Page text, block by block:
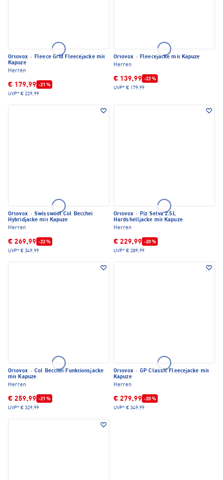
Ortovox · Fleece Grid Fleecejacke mit
Kapuze
Herren
€ 179,99 -21 %
UVP* € 229,99
Ortovox · Fleecejacke mit Kapuze
Herren
€ 139,99 -22 %
UVP* € 179,99
Ortovox · Swisswool Col Becchei
Hybridjacke mit Kapuze
Herren
€ 269,99 -22 %
UVP* € 349,99
Ortovox · Piz Selva 2.5L
Hardshelljacke mit Kapuze
Herren
€ 229,99 -20 %
UVP* € 289,99
Ortovox · Col Becchei Funktionsjacke
mit Kapuze
Herren
€ 259,99 -21 %
UVP* € 329,99
Ortovox · GP Classic Fleecejacke mit
Kapuze
Herren
€ 279,99 -20 %
UVP* € 349,99